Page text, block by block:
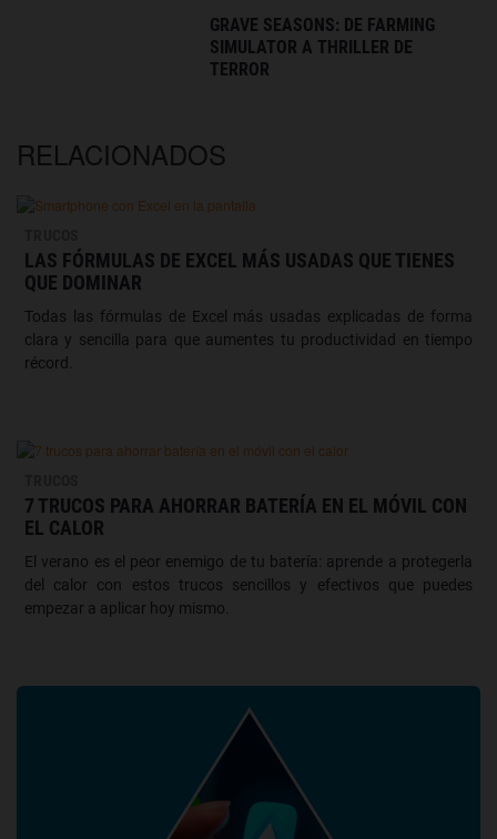
GRAVE SEASONS: DE FARMING
SIMULATOR A THRILLER DE
TERROR
RELACIONADOS
LAS FÓRMULAS DE EXCEL MÁS USADAS QUE TIENES
QUE DOMINAR
Todas las fórmulas de Excel más usadas explicadas de forma
clara y sencilla para que aumentes tu productividad en tiempo
récord.
7 TRUCOS PARA AHORRAR BATERÍA EN EL MÓVIL CON
EL CALOR
El verano es el peor enemigo de tu batería: aprende a protegerla
del calor con estos trucos sencillos y efectivos que puedes
empezar a aplicar hoy mismo.